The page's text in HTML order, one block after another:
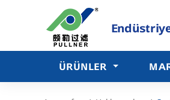
ÜRÜNLER